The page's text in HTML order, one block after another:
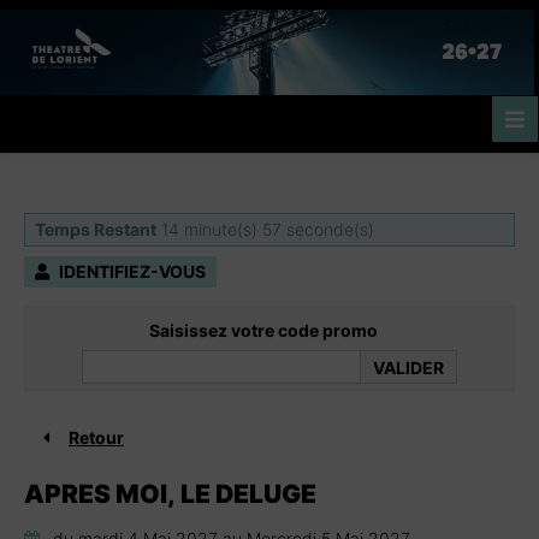
Aller au contenu Aller au pied de page
IDENTIFIEZ-VOUS
Temps Restant 14 minute(s) 56 seconde(s)
Saisissez votre code promo
VALIDER
Retour
APRES MOI, LE DELUGE